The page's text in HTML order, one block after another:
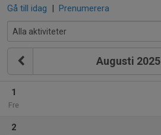
Gå till idag | Prenumerera
Augusti 2025
1
Fre
2